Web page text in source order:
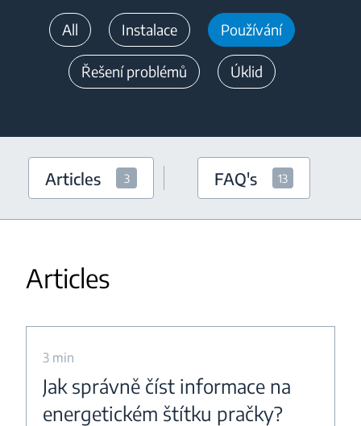
All Instalace Používání
Řešení problémů Úklid
Articles 3 FAQ's 13
Articles
3 min
Jak správně číst informace na
energetickém štítku pračky?